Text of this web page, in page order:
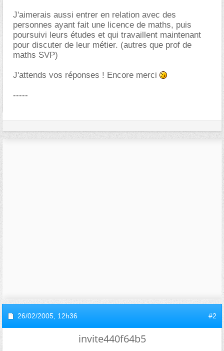
J'aimerais aussi entrer en relation avec des
personnes ayant fait une licence de maths, puis
poursuivi leurs études et qui travaillent maintenant
pour discuter de leur métier. (autres que prof de
maths SVP)
J'attends vos réponses ! Encore merci
-----
26/02/2005, 12h36 #2
invite440f64b5